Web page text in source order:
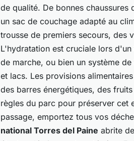
de qualité. De bonnes
un sac de couchage adapté au
trousse de premiers secours, des
L'hydratation est cruciale lors
de marche, ou bien un système
et lacs. Les provisions
des barres énergétiques, des
règles du parc pour préserver cet
passage, emportez tous vos
national Torres del Paine abrite